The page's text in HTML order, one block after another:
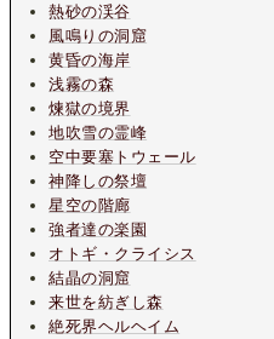
熱砂の渓谷
風鳴りの洞窟
黄昏の海岸
浅霧の森
煉獄の境界
地吹雪の霊峰
空中要塞トウェール
神降しの祭壇
星空の階廊
強者達の楽園
オトギ・クライシス
結晶の洞窟
来世を紡ぎし森
絶死界ヘルヘイム